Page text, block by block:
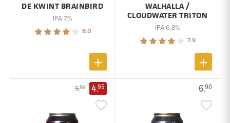
DE KWINT BRAINBIRD
IPA 7%
8.0
WALHALLA /
CLOUDWATER TRITON
IPA 6,8%
7.9
5.50 4.95 6.90